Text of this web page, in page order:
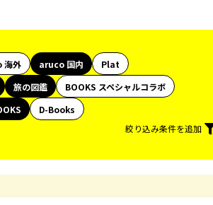
海外 aruco 国内
Plat
旅の図鑑
BOOKS スペシャルコラボ
D-Books
絞り込み条件を追加